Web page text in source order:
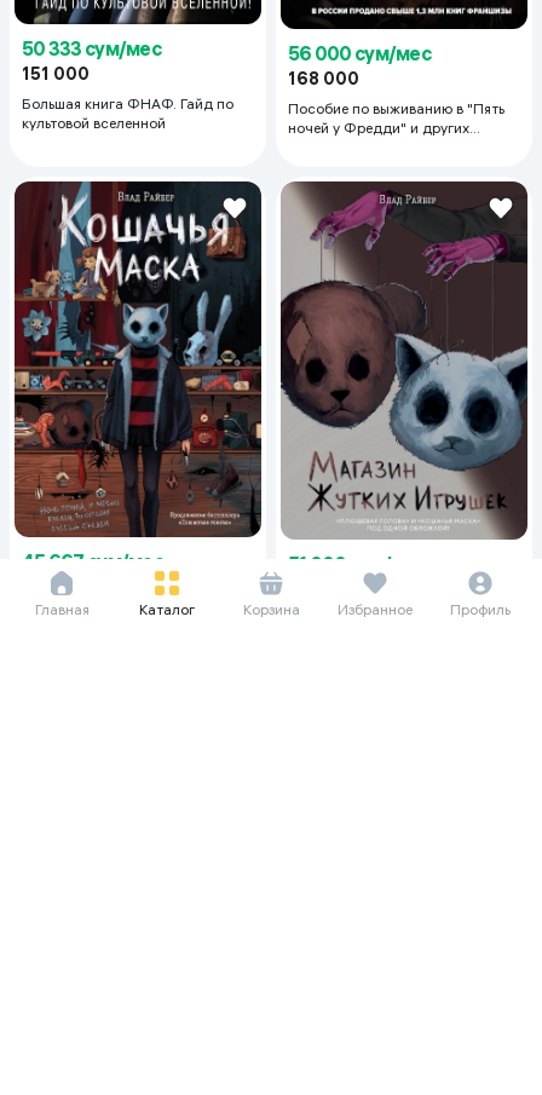
50 333 сум/мес
151 000
Большая книга ФНАФ. Гайд по
культовой вселенной
56 000 сум/мес
168 000
Пособие по выживанию в "Пять
ночей у Фредди" и других
45 667 сум/мес
137 000
Кошачья маска
51 000 сум/мес
Магазин жутких игрушек
Главная Каталог Корзина Избранное Профиль